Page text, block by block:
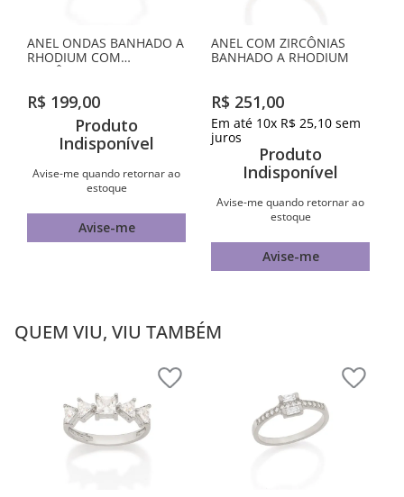
ANEL ONDAS BANHADO A
RHODIUM COM
ZIRCÔNIAS
R$ 199,00
Produto
Indisponível
Avise-me quando retornar ao
estoque
Avise-me
ANEL COM ZIRCÔNIAS
BANHADO A RHODIUM
R$ 251,00
Em até 10x R$ 25,10 sem
juros
Produto
Indisponível
Avise-me quando retornar ao
estoque
Avise-me
QUEM VIU, VIU TAMBÉM